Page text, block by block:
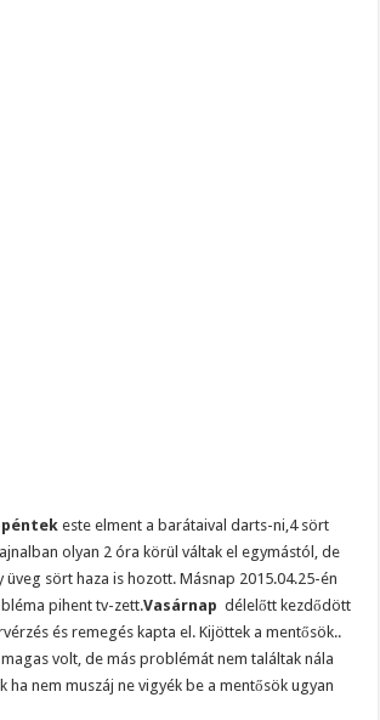
péntek este elment a barátaival darts-ni,4 sört
olyan 2 óra körül váltak el egymástól, de
sört haza is hozott. Másnap 2015.04.25-én
pihent tv-zett.Vasárnap délelőtt kezdődött
és remegés kapta el. Kijöttek a mentősök..
volt, de más problémát nem találtak nála
ha nem muszáj ne vigyék be a mentősök ugyan